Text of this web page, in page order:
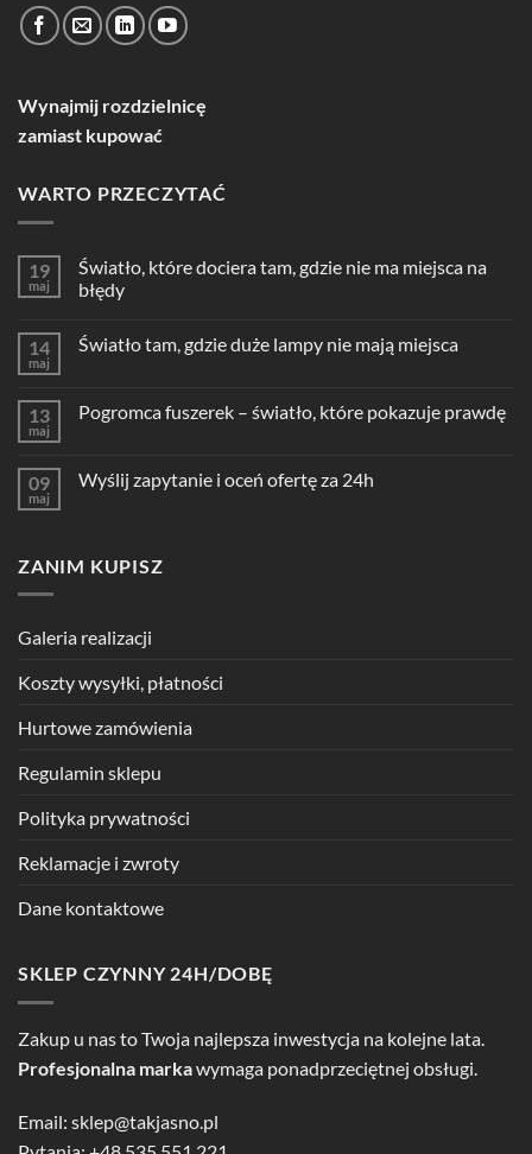
Wynajmij rozdzielnicę
zamiast kupować
WARTO PRZECZYTAĆ
19
maj
Światło, które dociera tam, gdzie nie ma miejsca na
błędy
14
maj
Światło tam, gdzie duże lampy nie mają miejsca
13
maj
Pogromca fuszerek – światło, które pokazuje prawdę
09
maj
Wyślij zapytanie i oceń ofertę za 24h
ZANIM KUPISZ
Galeria realizacji
Koszty wysyłki, płatności
Hurtowe zamówienia
Regulamin sklepu
Polityka prywatności
Reklamacje i zwroty
Dane kontaktowe
SKLEP CZYNNY 24H/DOBĘ
Zakup u nas to Twoja najlepsza inwestycja na kolejne lata.
Profesjonalna markawymaga ponadprzeciętnej obsługi.
Email: sklep@takjasno.pl